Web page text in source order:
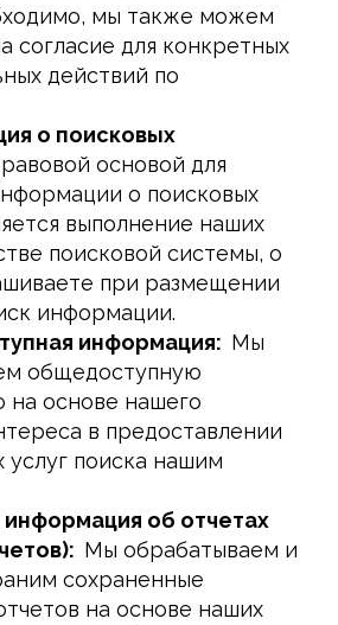
мы также можем
согласие для конкретных
действий по
о поисковых
основой для
о поисковых
выполнение наших
поисковой системы, о
при размещении
информации.
информация: Мы
общедоступную
основе нашего
в предоставлении
услуг поиска нашим
об отчетах
Мы обрабатываем и
сохраненные
на основе наших